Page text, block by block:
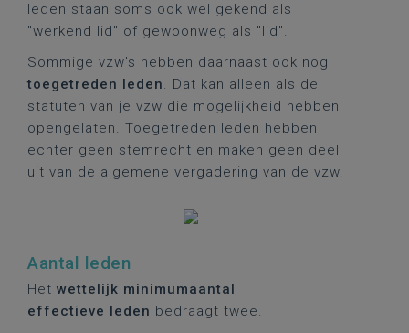
leden staan soms ook wel gekend als
"werkend lid" of gewoonweg als "lid".
Sommige vzw's hebben daarnaast ook nog
toegetreden leden. Dat kan alleen als de
statuten van je vzw die mogelijkheid hebben
opengelaten. Toegetreden leden hebben
echter geen stemrecht en maken geen deel
uit van de algemene vergadering van de vzw.
Aantal leden
Het wettelijk minimumaantal
effectieve leden bedraagt twee.